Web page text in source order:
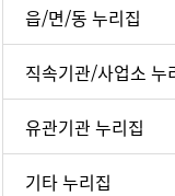
읍/면/동 누리집
직속기관/사업소 누
유관기관 누리집
기타 누리집